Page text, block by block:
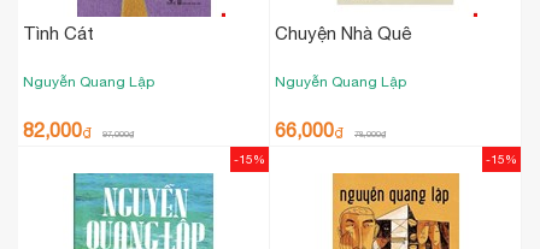
Tình Cát
Nguyễn Quang Lập
82,000₫ 97,000₫
Chuyện Nhà Quê
Nguyễn Quang Lập
66,000₫ 78,000₫
-15% -15%